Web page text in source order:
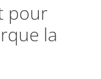
pour
la